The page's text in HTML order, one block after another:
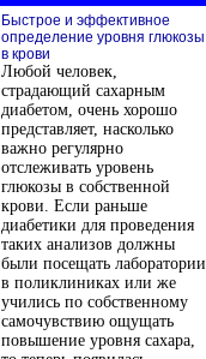
Быстрое и эффективное
определение уровня глюкозы
в крови
Любой человек,
страдающий сахарным
диабетом, очень хорошо
представляет, насколько
важно регулярно
отслеживать уровень
глюкозы в собственной
крови. Если раньше
диабетики для проведения
таких анализов должны
были посещать лаборатории
в поликлиниках или же
учились по собственному
самочувствию ощущать
повышение уровня сахара,